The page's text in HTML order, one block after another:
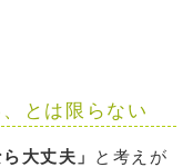
とは限らない
大丈夫」 と考えが